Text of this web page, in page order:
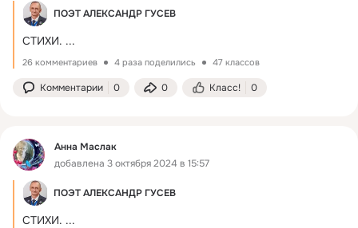
ПОЭТ АЛЕКСАНДР ГУСЕВ
СТИХИ. ...
26 комментариев 4 раза поделились 47 классов
Комментарии 0 0 Класс! 0
Анна Маслак
добавлена 3 октября 2024 в 15:57
ПОЭТ АЛЕКСАНДР ГУСЕВ
СТИХИ. ...